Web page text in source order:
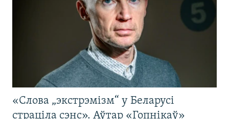
«Слова „экстрэмізм“ у Беларусі
страціла сэнс». Аўтар «Гопнікаў»